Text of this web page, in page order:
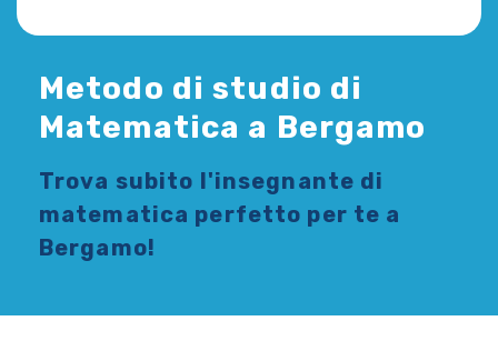
Metodo di studio di
Matematica a Bergamo
Trova subito l'insegnante di
matematica perfetto per te a
Bergamo!